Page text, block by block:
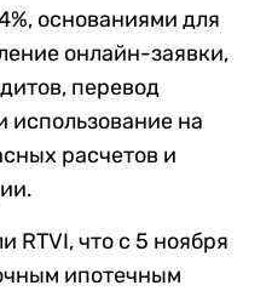
основаниями для
онлайн-заявки,
перевод
использование на
расчетов и
RTVI, что с 5 ноября
ипотечным